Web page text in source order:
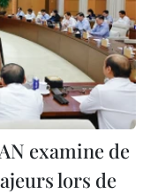
examine de
lors de